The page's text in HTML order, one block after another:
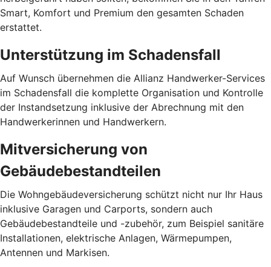
Smart, Komfort und Premium den gesamten Schaden
erstattet.
Unterstützung im Schadensfall
Auf Wunsch übernehmen die Allianz Hand­werker-Services
im Schadensfall die komplette Organisation und Kontrolle
der Instandsetzung inklusive der Abrechnung mit den
Handwerkerinnen und Handwerkern.
Mitversicherung von
Gebäudebestandteilen
Die Wohngebäudeversicherung schützt nicht nur Ihr Haus
inklusive Garagen und Carports, sondern auch
Gebäudebestandteile und -zubehör, zum Beispiel sanitäre
Installationen, elektrische Anlagen, Wärmepumpen,
Antennen und Markisen.